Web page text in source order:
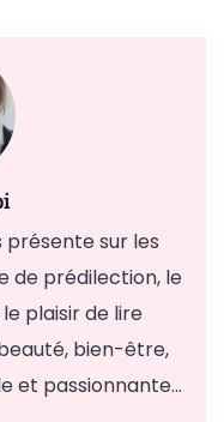
sur les
de prédilection, le
plaisir de lire
bien-être,
et passionnante...